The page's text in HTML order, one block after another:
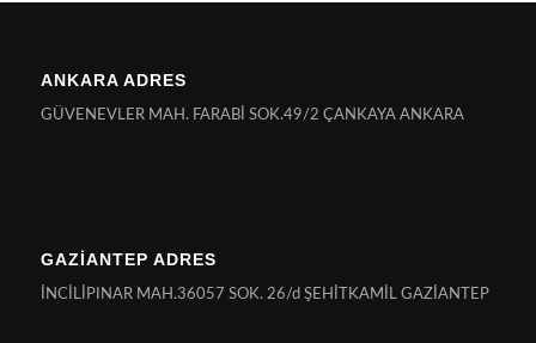
ANKARA ADRES
GÜVENEVLER MAH. FARABİ SOK.49/2 ÇANKAYA ANKARA
GAZİANTEP ADRES
İNCİLİPINAR MAH.36057 SOK. 26/d ŞEHİTKAMİL GAZİANTEP